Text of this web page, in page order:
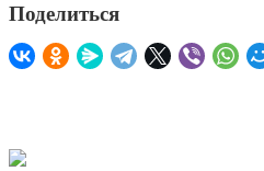
Поделиться